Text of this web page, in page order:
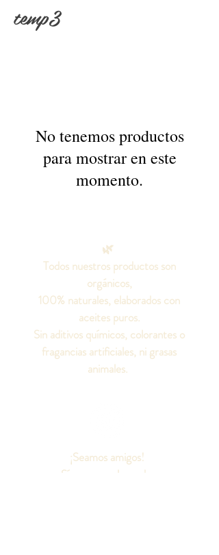
temp3
No tenemos productos
para mostrar en este
momento.
🌿
Todos nuestros productos son
orgánicos,
100% naturales, elaborados con
aceites puros.
Sin aditivos químicos, colorantes o
fragancias artificiales, ni grasas
animales.
¡Seamos amigos!
Síguenos en las redes